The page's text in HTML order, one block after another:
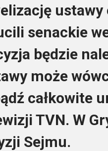
senackie
będzie
może
całkowite
TVN. W
Sejmu.